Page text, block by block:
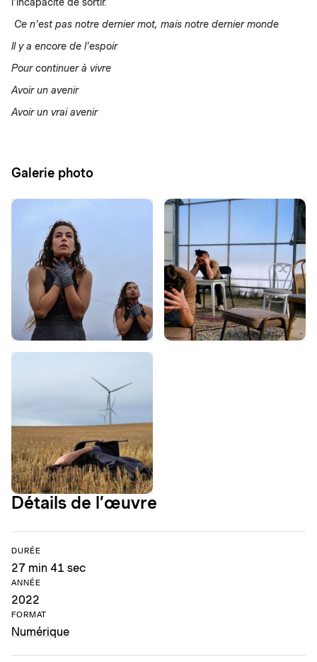
Ce n'est pas notre dernier mot, mais notre dernier monde
Il y a encore de l'espoir
Pour continuer à vivre
Avoir un avenir
Avoir un vrai avenir
Galerie photo
Détails de l’œuvre
DURÉE
27 min 41 sec
ANNÉE
2022
FORMAT
Numérique